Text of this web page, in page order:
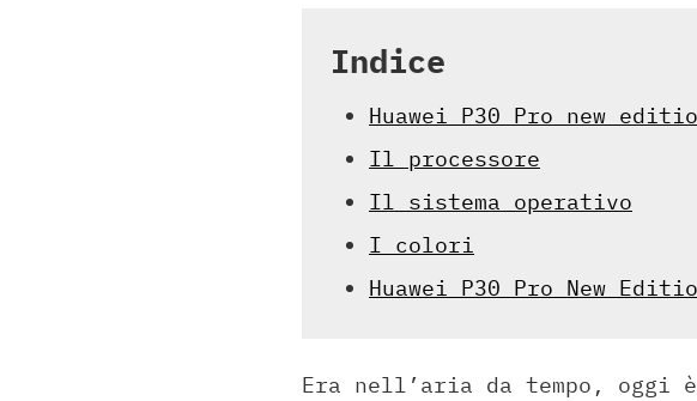
Indice
Huawei P30 Pro new
Il processore
Il sistema operativo
I colori
Huawei P30 Pro New
Era nell’aria da tempo, oggi